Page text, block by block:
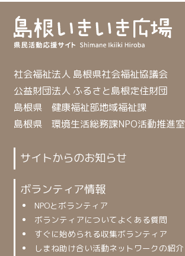
社会福祉法人 島根県社会福祉協議会
公益財団法人 ふるさと島根定住財団
島根県 健康福祉部地域福祉課
島根県 環境生活総務課NPO活動推進室
サイトからのお知らせ
ボランティア情報
NPOとボランティア
ボランティアについてよくある質問
すぐに始められる収集ボランティア
しまね助け合い活動ネットワークの紹介